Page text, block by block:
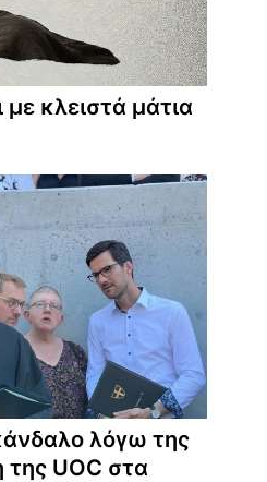
κλειστά μάτια
λόγω της
της UOC στα